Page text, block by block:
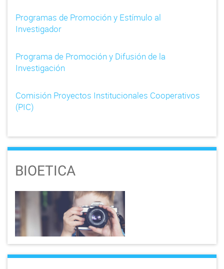
Programas de Promoción y Estímulo al
Investigador
Programa de Promoción y Difusión de la
Investigación
Comisión Proyectos Institucionales Cooperativos
(PIC)
BIOETICA